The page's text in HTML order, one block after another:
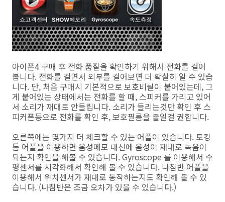
아이폰4 구매 후 전화 품질을 확인하기 위해서 전화를 걸어
봅니다. 전화를 걸면서 외부를 걸어보면 더 확실히 알 수 있습
니다. 단, 처음 구매시 기본적으로 보호비늴이 붙어있는데, 그
게 붙어있는 상태에서는 전화를 할 때, 스피커를 가리고 있어
서 소리가 재대로 안들립니다. 소리가 들리는것만 확인 후 스
피커폰등으로 전화를 확인 후, 보호필름을 붙일걸 권합니다.
오른쪽에는 몇가지 더 체크할 수 있는 어플이 있습니다. 토킹
톰 어플을 이용하면 음성메모 대신에 음성이 재대로 녹음이
되는지 확인을 해볼 수 있습니다. Gyroscope 를 이용해서 수
평센서를 시각화해서 확인해 볼 수 있습니다. 나침반 어플을
이용해서 위치센서가 재대로 동작하는지도 확인해 볼 수 있
습니다. (나침반은 조금 오차가 있을 수 있습니다.)